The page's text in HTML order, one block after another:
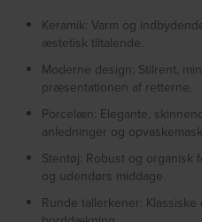
Keramik: Varm og
æstetisk tiltalende.
Moderne design: Stilrent,
præsentationen af retterne.
Porcelæn: Elegante,
anledninger og
Stentøj: Robust og organisk
og udendørs middage.
Runde tallerkener: